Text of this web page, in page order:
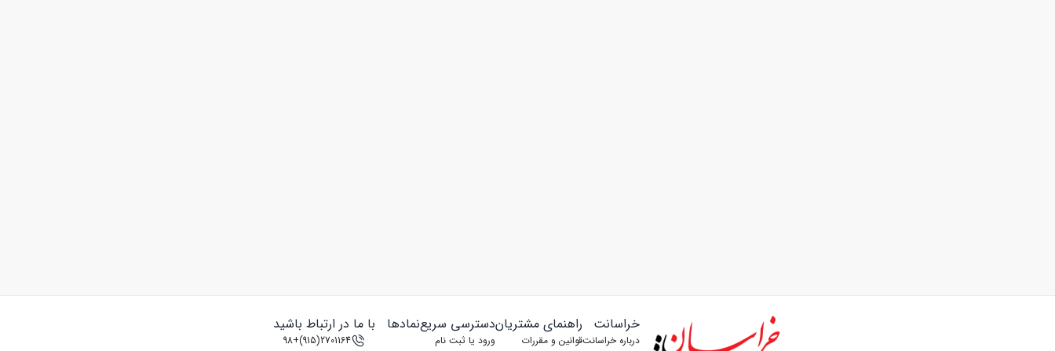
خراسانت
درباره خراسانت
راهنمای مشتریان
قوانین و مقررات
دسترسی سریع
ورود یا ثبت‌ نام
نمادها با ما در ارتباط باشید
2701164(915)+98